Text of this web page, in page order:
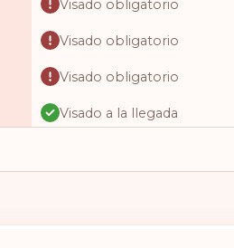
Visado obligatorio
Visado obligatorio
Visado obligatorio
Visado a la llegada